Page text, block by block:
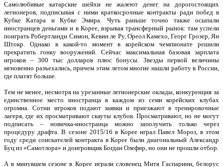
Самолюбивые катарские шейхи не жалеют денег на дорогостоящих
легионеров, подписывая с ними краткосрочные контракты ради побед в
Кубке Катара и Кубке Эмира. Чуть раньше точно также осыпали
иностранцев деньгами и в Корее, взрывая трансферный рынок: там успели
поиграть Робертланди Симон, Кевин ле Ру, Ореол Камехо, Георг Грозер, Ян
Штокр. Однако в какой-то момент в корейском чемпионате решили
прекратить гонку вооружений. Сейчас максимальная базовая зарплата
игроков – 300 тыс долларов плюс бонусы. Звезды первой величины
мгновенно разъехались, причем этим летом многие нашли работу в России,
где платят больше.
Тем не менее, несмотря на урезанные легионерские оклады, конкуренция за
единственное место иностранца в каждом из семи корейских клубах
огромна. Сотни игроков подают заявки и приезжают в тренировочные
лагеря, где их просматривают скауты клубов. Просматривают, но не могут
подписать – новичка-иностранца можно заполучить только через
процедуру драфта. В сезоне 2015/16 в Корее играл Павел Мороз, в этом
году среди соискателей контракта в Корее были диагональный Александр
Буц из «Самотлора» и доигровщик Богдан Олефир, но они не прошли отбор.
А в минувшем сезоне в Корее играли словенец Митя Гаспарини, белорус